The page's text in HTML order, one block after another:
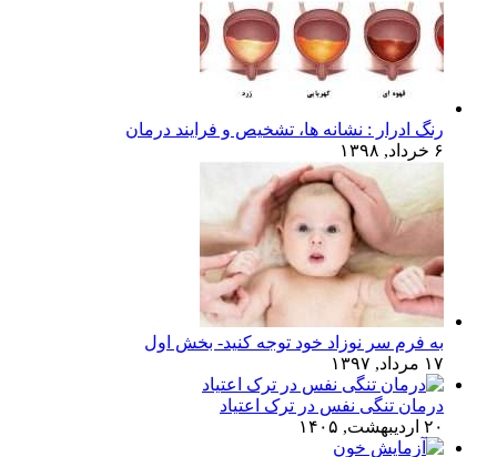
رنگ ادرار : نشانه ها، تشخیص و فرایند درمان
۶ خرداد, ۱۳۹۸
به فرم سر نوزاد خود توجه کنید- بخش اول
۱۷ مرداد, ۱۳۹۷
درمان تنگی نفس در ترک اعتیاد
۲۰ اردیبهشت, ۱۴۰۵